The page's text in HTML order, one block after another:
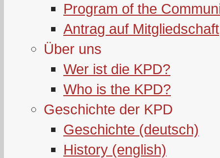
Program of the
Antrag auf Mitgliedschaft
Über uns
Wer ist die KPD?
Who is the KPD?
Geschichte der KPD
Geschichte (deutsch)
History (english)